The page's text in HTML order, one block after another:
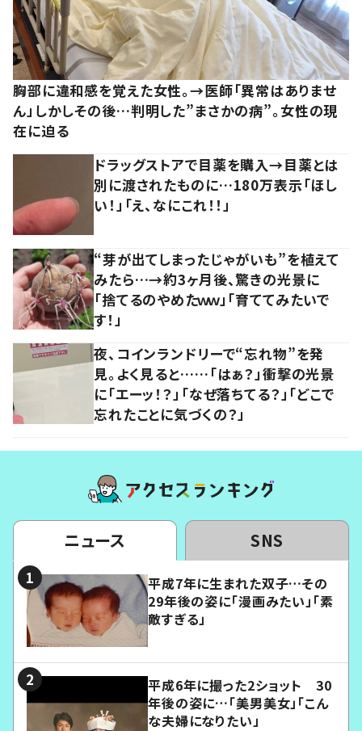
胸部に違和感を覚えた女性。→医師「異常はありませ
ん」しかしその後…判明した”まさかの病”。女性の現
在に迫る
ドラッグストアで目薬を購入→目薬とは
別に渡されたものに…180万表示「ほし
い！」「え、なにこれ！！」
“芽が出てしまったじゃがいも”を植えて
みたら…→約3ヶ月後、驚きの光景に
「捨てるのやめたｗｗ」「育ててみたいで
す！」
夜、コインランドリーで“忘れ物”を発
見。よく見ると……「はぁ？」衝撃の光景
に「エーッ！？」「なぜ落ちてる？」「どこで
忘れたことに気づくの？」
ニュース SNS
平成7年に生まれた双子…その
29年後の姿に「漫画みたい」「素
敵すぎる」
平成6年に撮った2ショット 30
年後の姿に…「美男美女」「こん
な夫婦になりたい」